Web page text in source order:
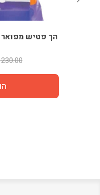
הך פטיש מפואר אורות
₪